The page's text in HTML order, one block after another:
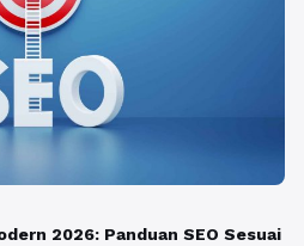
2026: Panduan SEO Sesuai